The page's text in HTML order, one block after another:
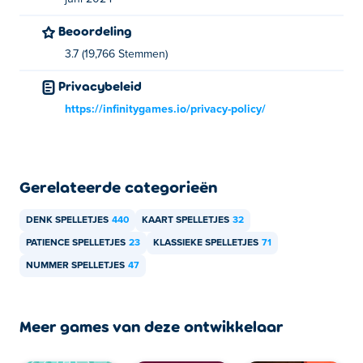
Beoordeling
3.7 (19,766 Stemmen)
Privacybeleid
https://infinitygames.io/privacy-policy/
Gerelateerde categorieën
DENK SPELLETJES 440 KAART SPELLETJES 32
PATIENCE SPELLETJES 23 KLASSIEKE SPELLETJES 71
NUMMER SPELLETJES 47
Meer games van deze ontwikkelaar